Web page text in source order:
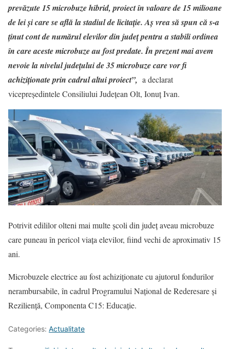
prevăzute 15 microbuze hibrid, proiect în valoare de 15 milioane
de lei și care se află la stadiul de licitație. Aș vrea să spun că s-a
ținut cont de numărul elevilor din județ pentru a stabili ordinea
în care aceste microbuze au fost predate. În prezent mai avem
nevoie la nivelul județului de 35 microbuze care vor fi
achiziționate prin cadrul altui proiect”, a declarat
vicepreședintele Consiliului Județean Olt, Ionuț Ivan.
Potrivit edililor olteni mai multe școli din județ aveau microbuze
care puneau în pericol viața elevilor, fiind vechi de aproximativ 15
ani.
Microbuzele electrice au fost achiziționate cu ajutorul fondurilor
nerambursabile, în cadrul Programului Național de Rederesare și
Reziliență, Componenta C15: Educație.
Categories: Actualitate